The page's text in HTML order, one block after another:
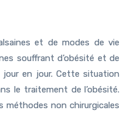
et de modes de vie
souffrant d’obésité et de
jour en jour. Cette situation
le traitement de l’obésité.
méthodes non chirurgicales